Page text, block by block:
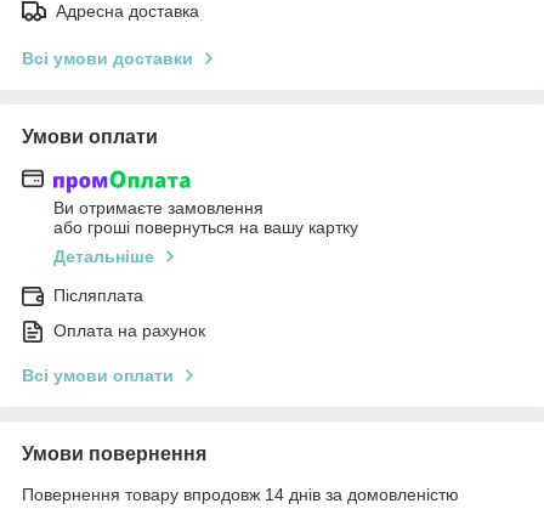
Адресна доставка
Всі умови доставки
Умови оплати
Ви отримаєте замовлення
або гроші повернуться на вашу картку
Детальніше
Післяплата
Оплата на рахунок
Всі умови оплати
Умови повернення
Повернення товару впродовж 14 днів за домовленістю